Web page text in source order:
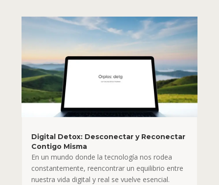
Digital Detox: Desconectar y Reconectar
Contigo Misma
En un mundo donde la tecnología nos rodea
constantemente, reencontrar un equilibrio entre
nuestra vida digital y real se vuelve esencial.